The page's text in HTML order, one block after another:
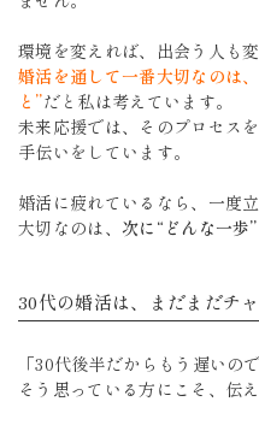
環境を変えれば、出会う人も変
婚活を通して一番大切なのは
と”だと私は考えています。
未来応援では、そのプロセス
手伝いをしています。
婚活に疲れているなら、一度
大切なのは、 次に“どんな一歩
30代の婚活は、まだまだチ
「30代後半だからもう遅いの
そう思っている方にこそ、伝